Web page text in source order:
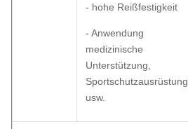
- hohe Reißfestigkeit
- Anwendung
medizinische
Unterstützung,
Sportschutzausrüstung
usw.